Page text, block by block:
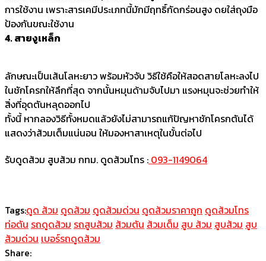
การใช้งาน เพราะสารเคมีประเภทนี้มักมีฤทธิ์กัดกร่อนสูง ดยใส่ถุงมือ
ป้องกันขณะใช้งาน
4. สายงูเหล็ก
ลักษณะเป็นเส้นโลหะยาว พร้อมหัวจับ วิธีใช้คือให้สอดสายโลหะลงไป
ในชักโครกให้ลึกที่สุด จากนั้นหมุนด้ามจับไปมา แรงหมุนจะช่วยทำให้
สิ่งที่อุดตันหลุดออกไป
ทั้งนี้ หากลองวิธีทั้งหมดแล้วยังไม่สามารถแก้ปัญหาชักโครกตันได้
แสดงว่าส้วมเต็มแน่นอน ให้มองหาสาเหตุในขั้นต่อไป
รับดูดส้วม สูบส้วม กทม. ดูดส้วมโทร : 093-1149064
Tags:ดูด ส้วม ดูดส้วม ดูดส้วมด่วน ดูดส้วมราคาถูก ดูดส้วมโทร
ท่อตัน รถดูดส้วม รถสูบส้วม ส้วมตัน ส้วมเต็ม สูบ ส้วม สูบส้วม สูบ
ส้วมด่วน เบอร์รถดูดส้วม
Share: